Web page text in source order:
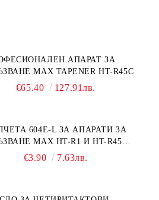
АПАРАТ ЗА
MAX TAPENER HT-R45C
€65.40 127.91лв.
604E-L ЗА АПАРАТИ ЗА
MAX HT-R1 И HT-R45C
€3.90 7.63лв.